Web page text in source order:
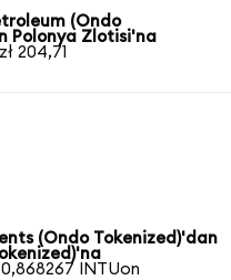
(Ondo
Polonya Zlotisi'na
204,71
(Ondo Tokenized)'dan
INTUon